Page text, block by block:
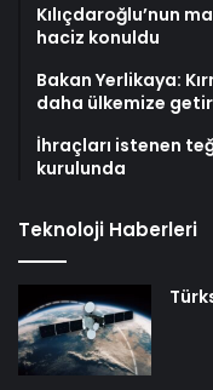
Kılıçdaroğlu’nun
haciz konuldu
Bakan Yerlikaya:
daha ülkemize
İhraçları istenen
kurulunda
Teknoloji Haberleri